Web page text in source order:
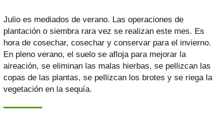
Julio es mediados de verano. Las operaciones de
plantación o siembra rara vez se realizan este mes. Es
hora de cosechar, cosechar y conservar para el invierno.
En pleno verano, el suelo se afloja para mejorar la
aireación, se eliminan las malas hierbas, se pellizcan las
copas de las plantas, se pellizcan los brotes y se riega la
vegetación en la sequía.